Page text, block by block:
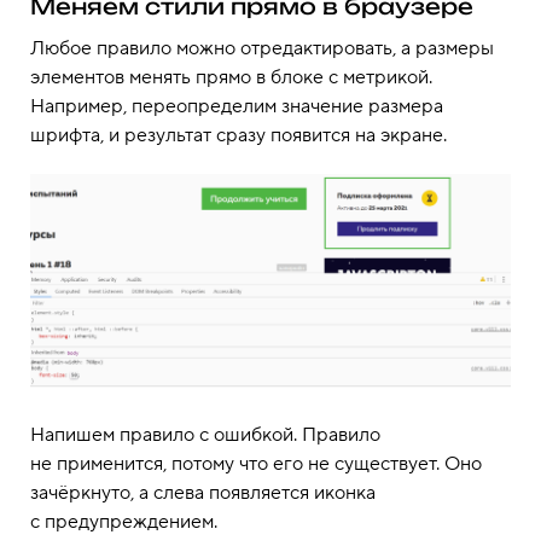
Меняем стили прямо в браузере
Любое правило можно отредактировать, а размеры
элементов менять прямо в блоке с метрикой.
Например, переопределим значение размера
шрифта, и результат сразу появится на экране.
Напишем правило с ошибкой. Правило
не применится, потому что его не существует. Оно
зачёркнуто, а слева появляется иконка
с предупреждением.